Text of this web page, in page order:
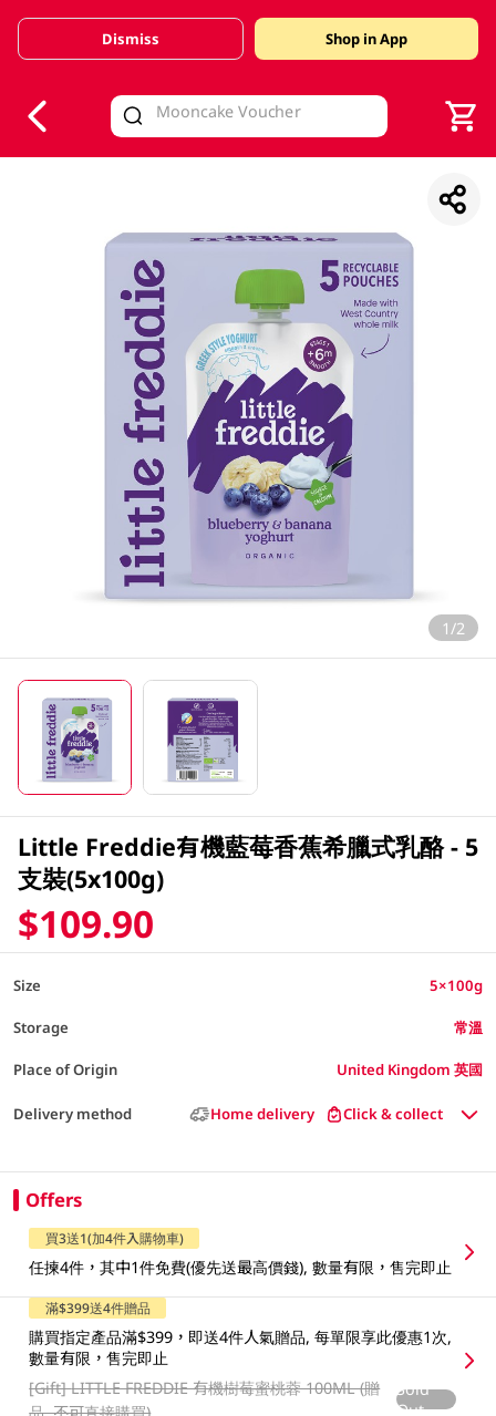
Valid Until 30 June 2026
Dismiss Shop in App
1/2
Little Freddie有機藍莓香蕉希臘式乳酪 - 5
支裝(5x100g)
$109.90
Size 5×100g
Storage 常溫
Place of Origin United Kingdom 英國
Delivery method Home delivery Click & collect
Offers
買3送1(加4件入購物車)
任揀4件，其中1件免費(優先送最高價錢), 數量有限，售完即止
滿$399送4件贈品
購買指定產品滿$399，即送4件人氣贈品, 每單限享此優惠1次,
數量有限，售完即止
[Gift]LITTLE FREDDIE 有機樹莓蜜桃蓉 100ML (贈
Sold
Out